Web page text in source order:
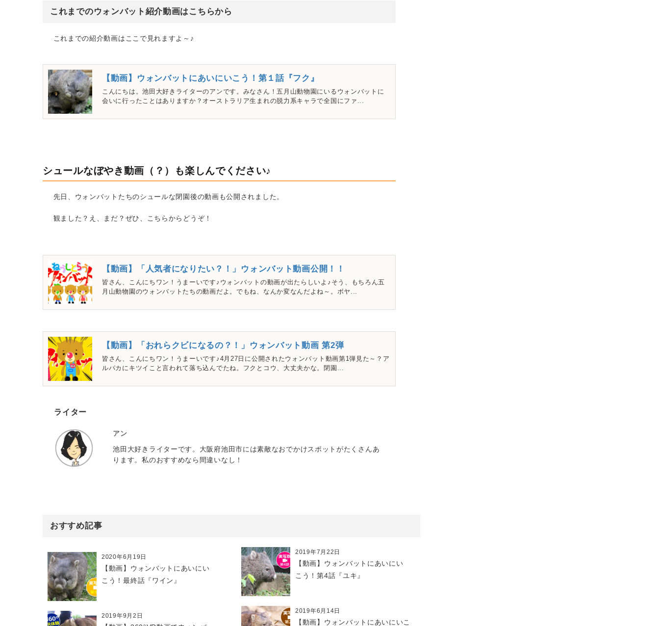
これまでのウォンバット紹介動画はこちらから
これまでの紹介動画はここで見れますよ～♪
【動画】ウォンバットにあいにいこう！第１話『フク』
こんにちは。池田大好きライターのアンです。みなさん！五月山動物園にいるウォンバットに
会いに行ったことはありますか？オーストラリア生まれの脱力系キャラで全国にファ...
シュールなぼやき動画（？）も楽しんでください♪
先日、ウォンバットたちのシュールな閉園後の動画も公開されました。
観ました？え、まだ？ぜひ、こちらからどうぞ！
【動画】「人気者になりたい？！」ウォンバット動画公開！！
皆さん、こんにちワン！うまーいです♪ウォンバットの動画が出たらしいよ♪そう、もちろん五
月山動物園のウォンバットたちの動画だよ。でもね、なんか変なんだよね～。ボヤ...
【動画】「おれらクビになるの？！」ウォンバット動画 第2弾
皆さん、こんにちワン！うまーいです♪4月27日に公開されたウォンバット動画第1弾見た～？ア
ルパカにキツイこと言われて落ち込んでたね。フクとコウ、大丈夫かな。閉園...
ライター
アン
池田大好きライターです。大阪府池田市には素敵なおでかけスポットがたくさんあ
ります。私のおすすめなら間違いなし！
おすすめ記事
2020年6月19日
【動画】ウォンバットにあいにい
こう！最終話『ワイン』
2019年9月2日
2019年7月22日
【動画】ウォンバットにあいにい
こう！第4話『ユキ』
2019年6月14日
【動画】ウォンバットにあいにいこ